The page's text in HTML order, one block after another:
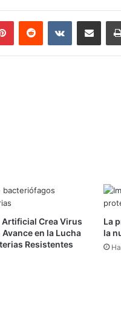
PinterestReddit VKontakte
Compartir por mail
Crea Virus
en la Lucha
Resistentes
La
la